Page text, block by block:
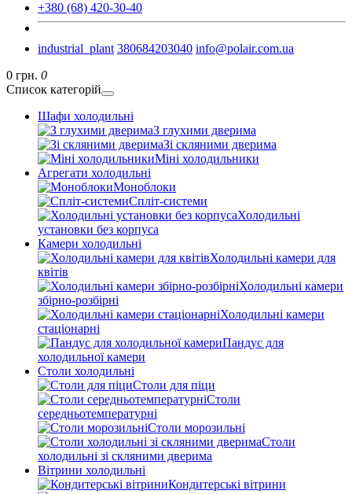
+380 (68) 420-30-40
industrial_plant 380684203040 info@polair.com.ua
0 грн. 0
Список категорій
Шафи холодильні
З глухими дверима
Зі скляними дверима
Міні холодильники
Агрегати холодильні
Моноблоки
Спліт-системи
Холодильні
установки без корпуса
Камери холодильні
Холодильні камери для
квітів
Холодильні камери
збірно-розбірні
Холодильні камери
стаціонарні
Пандус для
холодильної камери
Столи холодильні
Столи для піци
Столи
середньотемпературні
Столи морозильні
Столи
холодильні зі скляними дверима
Вітрини холодильні
Кондитерські вітрини